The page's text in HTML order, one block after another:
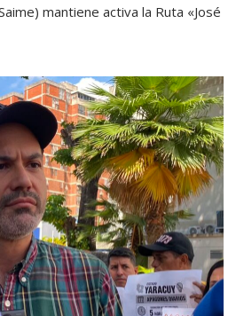
mantiene activa la Ruta «José